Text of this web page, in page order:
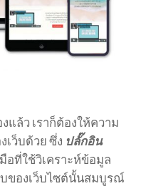
แล้ว เราก็ต้องให้ความ
เว็บด้วย ซึ่ง ปลั๊กอิน
อที่ใช้วิเคราะห์ข้อมูล
ของเว็บไซต์นั้นสมบูรณ์